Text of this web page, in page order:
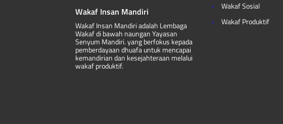
Wakaf Insan Mandiri
Wakaf Insan Mandiri adalah Lembaga
Wakaf di bawah naungan Yayasan
Senyum Mandiri. yang berfokus kepada
pemberdayaan dhuafa untuk mencapai
kemandirian dan kesejahteraan melalui
wakaf produktif.
Wakaf Sosial
Wakaf Produktif